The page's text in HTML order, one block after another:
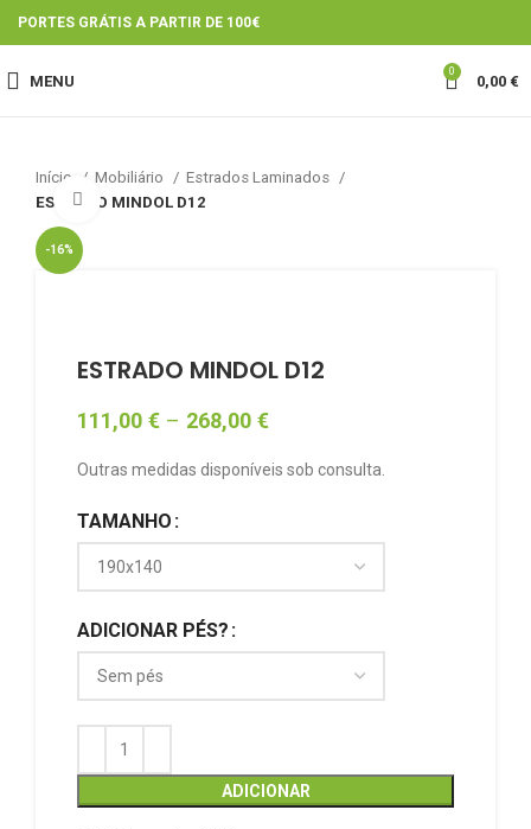
PORTES GRÁTIS A PARTIR DE 100€
MENU
0
0,00 €
Início Mobiliário
Estrados Laminados
ESTRADO MINDOL D12
-16%
Click to enlarge
ESTRADO MINDOL D12
111,00 € – 268,00 €
Outras medidas disponíveis sob consulta.
TAMANHO
ADICIONAR PÉS?
ADICIONAR